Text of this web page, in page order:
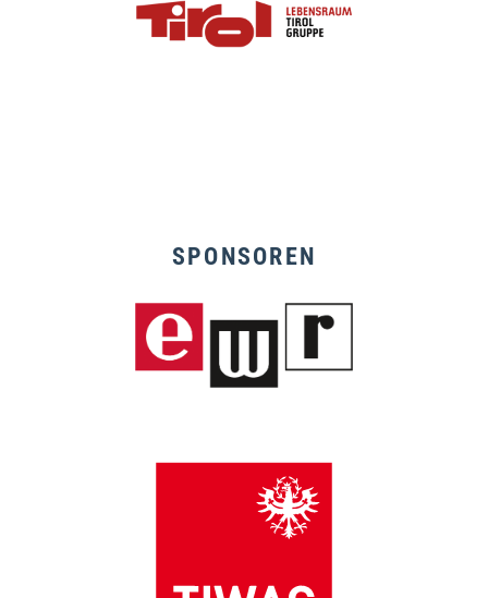
SPONSOREN